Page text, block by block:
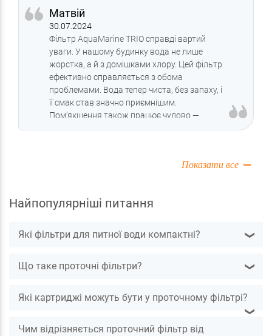
Матвій
30.07.2024
Фільтр AquaMarine TRIO справді вартий
уваги. У нашому будинку вода не лише
жорстка, а й з домішками хлору. Цей фільтр
ефективно справляється з обома
проблемами. Вода тепер чиста, без запаху, і
її смак став значно приємнішим.
Пом’якшення також працює чудово —
що ресурс достатній для нашої родини.Показати все
Найпопулярніші питання
Які фільтри для питної води компактні? ❯
Що таке проточні фільтри? ❯
Які картриджі можуть бути у проточному фільтрі?
❯
Чим відрізняється проточний фільтр від